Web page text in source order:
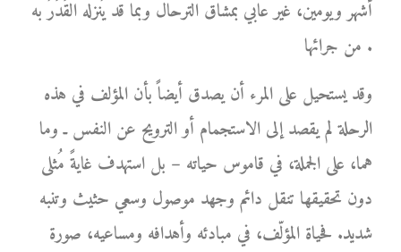
أشهر ويومين، غير عابي بمشاق الترحال وبما قد يُنزله القَدَرُ به
من جرائها .
وقد يستحيل على المرء أن يصدق أيضاً بأن المؤلف في هذه
الرحلة لم يقصد إلى الاستجمام أو الترويح عن النفس ـ وما
هما، على الجملة، في قاموس حياته – بل استهدف غايةً مُثلى
دون تحقيقها تنقل دائم وجهد موصول وسعي حثيث وتنبه
شديد. فحياة المؤلّف، في مبادئه وأهدافه ومساعيه، صورة